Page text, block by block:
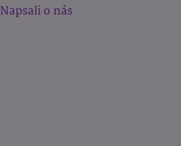
Napsali o nás